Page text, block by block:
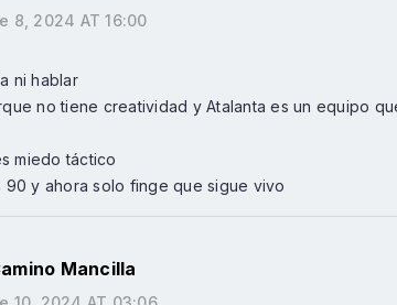
8, 2024 AT 16:00
ni hablar
no tiene creatividad y Atalanta es un equipo
miedo táctico
90 y ahora solo finge que sigue vivo
Mancilla